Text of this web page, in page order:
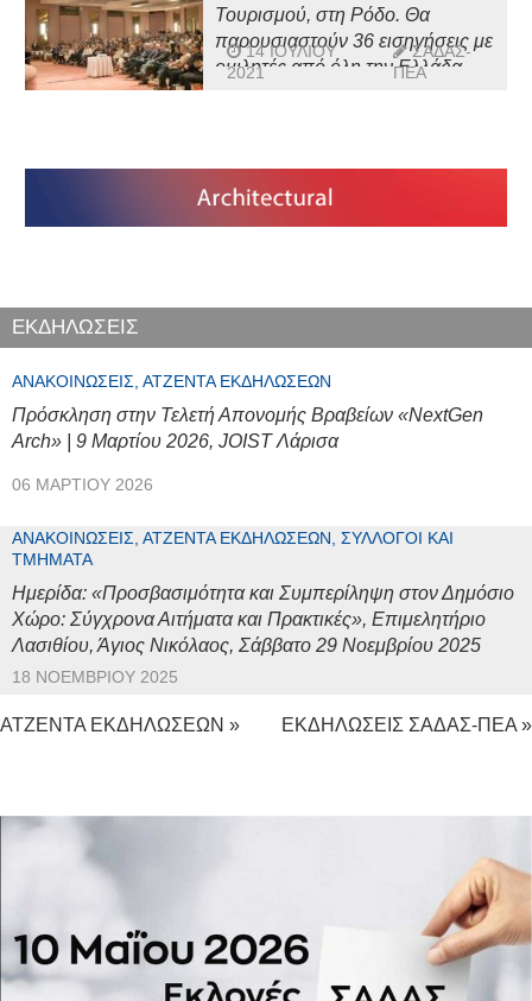
Τουρισμού, στη Ρόδο. Θα
παρουσιαστούν 36 εισηγήσεις με
ομιλητές από όλη την Ελλάδα.
14 ΙΟΥΛΊΟΥ
2021
ΣΑΔΑΣ-
ΠΕΑ
ΕΚΔΗΛΩΣΕΙΣ
ΑΝΑΚΟΙΝΏΣΕΙΣ, ΑΤΖΈΝΤΑ ΕΚΔΗΛΏΣΕΩΝ
Πρόσκληση στην Τελετή Απονομής Βραβείων «NextGen
Arch» | 9 Μαρτίου 2026, JOIST Λάρισα
06 ΜΑΡΤΊΟΥ 2026
ΑΝΑΚΟΙΝΏΣΕΙΣ, ΑΤΖΈΝΤΑ ΕΚΔΗΛΏΣΕΩΝ, ΣΎΛΛΟΓΟΙ ΚΑΙ
ΤΜΉΜΑΤΑ
Ημερίδα: «Προσβασιμότητα και Συμπερίληψη στον Δημόσιο
Χώρο: Σύγχρονα Αιτήματα και Πρακτικές», Επιμελητήριο
Λασιθίου, Άγιος Νικόλαος, Σάββατο 29 Νοεμβρίου 2025
18 ΝΟΕΜΒΡΊΟΥ 2025
ΑΤΖΕΝΤΑ ΕΚΔΗΛΩΣΕΩΝ » ΕΚΔΗΛΩΣΕΙΣ ΣΑΔΑΣ-ΠΕΑ »